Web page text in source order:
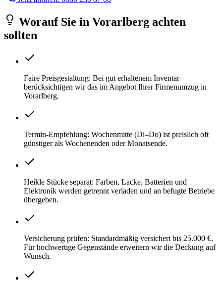
Worauf Sie in Vorarlberg achten
sollten
Faire Preisgestaltung: Bei gut erhaltenem Inventar
berücksichtigen wir das im Angebot Ihrer Firmenumzug in
Vorarlberg.
Termin-Empfehlung: Wochenmitte (Di–Do) ist preislich oft
günstiger als Wochenenden oder Monatsende.
Heikle Stücke separat: Farben, Lacke, Batterien und
Elektronik werden getrennt verladen und an befugte Betriebe
übergeben.
Versicherung prüfen: Standardmäßig versichert bis 25.000 €.
Für hochwertige Gegenstände erweitern wir die Deckung auf
Wunsch.